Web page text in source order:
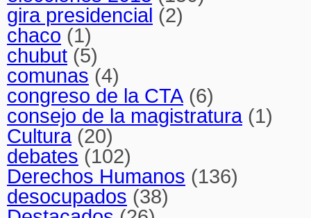
gira presidencial (2)
chaco (1)
chubut (5)
comunas (4)
congreso de la CTA (6)
consejo de la magistratura(1)
Cultura(20)
debates (102)
Derechos Humanos (136)
desocupados (38)